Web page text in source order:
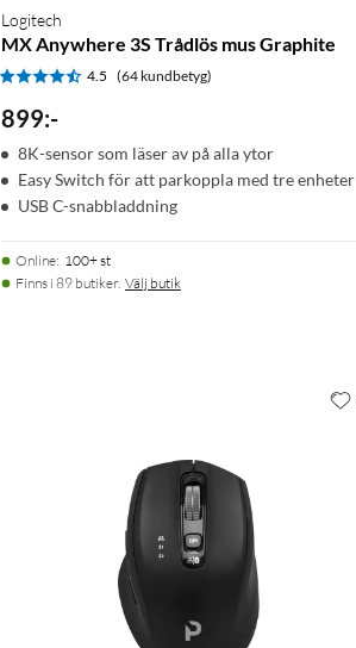
Logitech
MX Anywhere 3S Trådlös mus Graphite
4.5 (64 kundbetyg)
899:-
8K-sensor som läser av på alla ytor
Easy Switch för att parkoppla med tre enheter
USB C-snabbladdning
Online: 100+ st
Finns i 89 butiker. Välj butik